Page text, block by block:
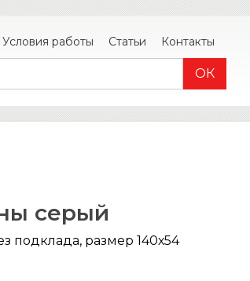
Условия работы Статьи Контакты
серый
подклада, размер 140х54